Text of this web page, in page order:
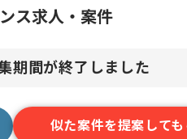
ス求人・案件
期間が終了しました
似た案件を提案しても